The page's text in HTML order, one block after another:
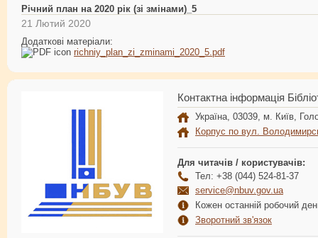
Річний план на 2020 рік (зі змінами)_5
21 Лютий 2020
Додаткові матеріали:
richniy_plan_zi_zminami_2020_5.pdf
Контактна інформація
Україна, 03039, м. Київ,
Корпус по вул.
Для читачів / користувачів:
Тел: +38 (044) 524-81-37
service@nbuv.gov.ua
Кожен останній робочий
Зворотний зв'язок